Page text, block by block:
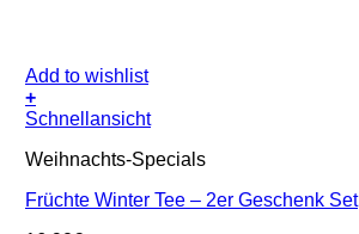
Add to wishlist
+
Schnellansicht
Weihnachts-Specials
Früchte Winter Tee – 2er Geschenk Set